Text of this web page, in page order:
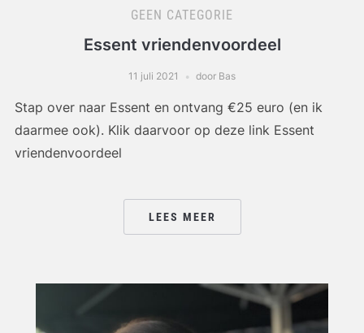
GEEN CATEGORIE
Essent vriendenvoordeel
11 juli 2021 door Bas
Stap over naar Essent en ontvang €25 euro (en ik
daarmee ook). Klik daarvoor op deze link Essent
vriendenvoordeel
LEES MEER